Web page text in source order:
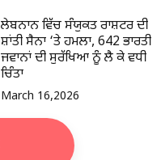
ਲੇਬਨਾਨ ਵਿੱਚ ਸੰਯੁਕਤ ਰਾਸ਼ਟਰ ਦੀ
ਸ਼ਾਂਤੀ ਸੈਨਾ ‘ਤੇ ਹਮਲਾ, 642 ਭਾਰਤੀ
ਜਵਾਨਾਂ ਦੀ ਸੁਰੱਖਿਆ ਨੂੰ ਲੈ ਕੇ ਵਧੀ
ਚਿੰਤਾ
March 16,2026